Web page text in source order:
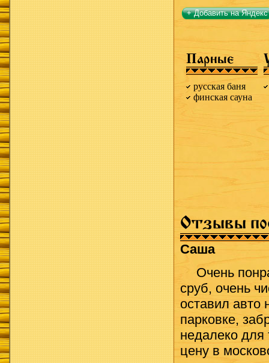
+ Добавить на Яндекс
Парные
русская баня
финская сауна
Отзывы
Саша
Очень
сруб, очень
оставил авто
парковке,
недалеко для
цену в